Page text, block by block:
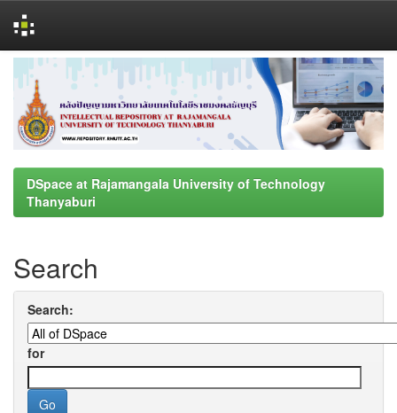
navigation
DSpace at Rajamangala University of Technology
Thanyaburi
Search
Search:
for